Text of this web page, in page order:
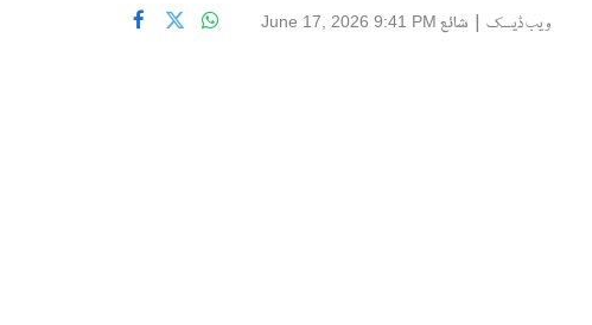
ویب ڈیسک | شائع June 17, 2026 9:41 PM